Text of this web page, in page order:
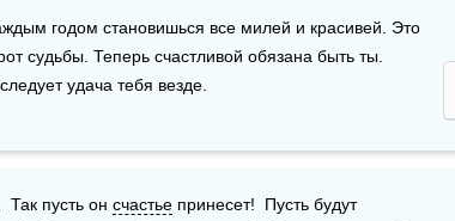
годом становишься все милей и красивей. Это
судьбы. Теперь счастливой обязана быть ты.
удача тебя везде.
Так пусть он счастье принесет!  Пусть будут